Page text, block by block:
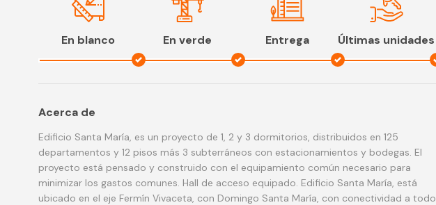
En blanco En verde Entrega Últimas unidades
Acerca de
Edificio Santa María, es un proyecto de 1, 2 y 3 dormitorios, distribuidos en 125
departamentos y 12 pisos más 3 subterráneos con estacionamientos y bodegas. El
proyecto está pensado y construido con el equipamiento común necesario para
minimizar los gastos comunes. Hall de acceso equipado. Edificio Santa María, está
ubicado en el eje Fermín Vivaceta, con Domingo Santa María, con conectividad a todo